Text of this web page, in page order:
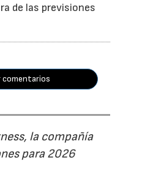
de las previsiones
comentarios
la compañía
para 2026